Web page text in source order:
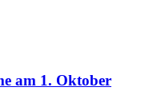
am 1. Oktober